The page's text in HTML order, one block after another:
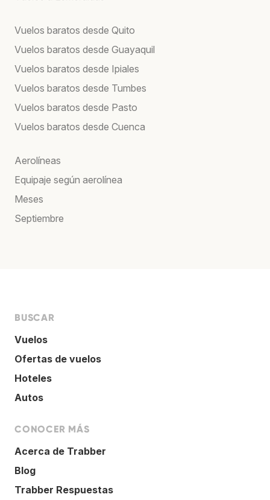
Vuelos baratos desde Quito
Vuelos baratos desde Guayaquil
Vuelos baratos desde Ipiales
Vuelos baratos desde Tumbes
Vuelos baratos desde Pasto
Vuelos baratos desde Cuenca
Aerolíneas
Equipaje según aerolínea
Meses
Septiembre
BUSCAR
Vuelos
Ofertas de vuelos
Hoteles
Autos
CONOCER MÁS
Acerca de Trabber
Blog
Trabber Respuestas